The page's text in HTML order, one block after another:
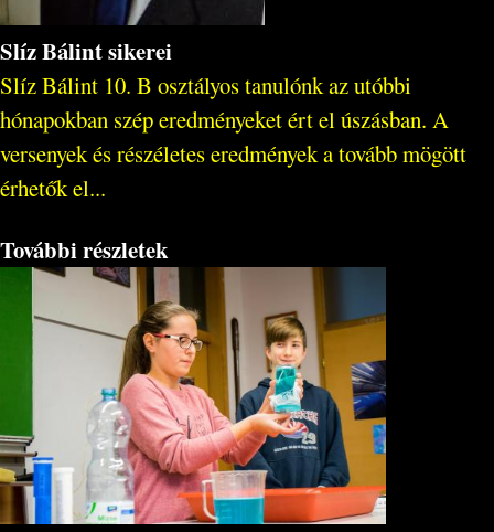
Slíz Bálint sikerei
Slíz Bálint 10. B osztályos tanulónk az utóbbi
hónapokban szép eredményeket ért el úszásban. A
versenyek és részéletes eredmények a tovább mögött
érhetők el...
További részletek